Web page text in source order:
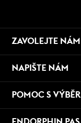
ZAVOLEJTE NÁM
NAPIŠTE NÁM
POMOC S